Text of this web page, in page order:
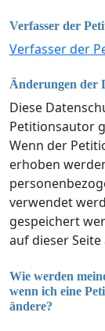
Verfasser der
Verfasser der
Änderungen der
Diese
Petitionsautor
Wenn der
erhoben
verwendet
gespeichert
auf dieser
Wie werden
wenn ich eine
ändere?